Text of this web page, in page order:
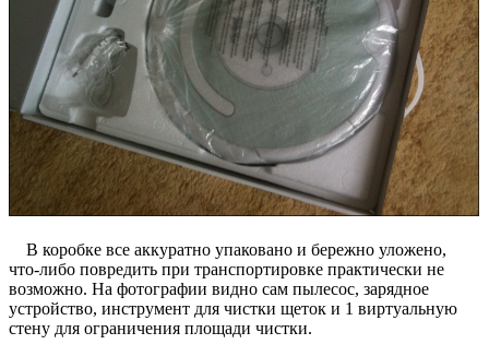
В коробке все аккуратно упаковано и бережно уложено,
что-либо повредить при транспортировке практически не
возможно. На фотографии видно сам пылесос, зарядное
устройство, инструмент для чистки щеток и 1 виртуальную
стену для ограничения площади чистки.